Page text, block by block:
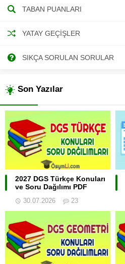
TABAN PUANLARI
YATAY GEÇIŞLER
SIKÇA SORULAN SORULAR
Son Yazılar
2027 DGS Türkçe Konuları
ve Soru Dağılımı PDF
30.07.2026 23